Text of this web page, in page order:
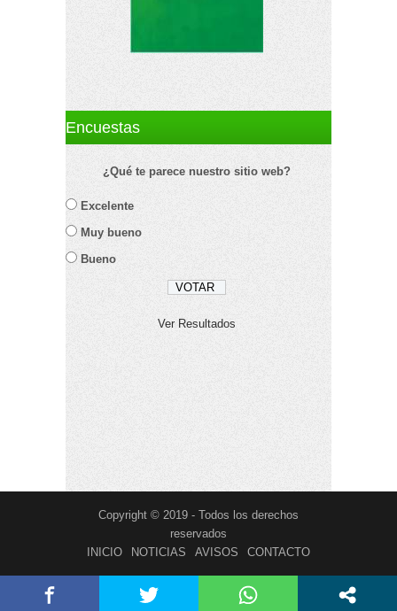
Encuestas
¿Qué te parece nuestro sitio web?
Excelente
Muy bueno
Bueno
Ver Resultados
Copyright © 2019 - Todos los derechos
reservados
INICIO
NOTICIAS AVISOS CONTACTO